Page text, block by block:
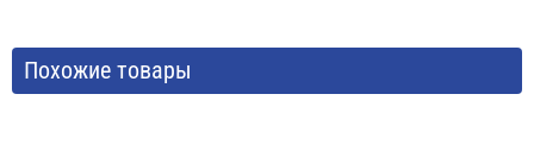
Похожие товары